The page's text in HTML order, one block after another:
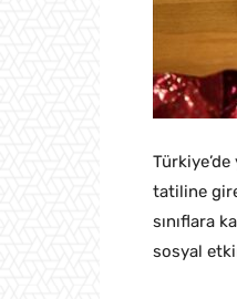
tatiline
sınıflara
sosyal